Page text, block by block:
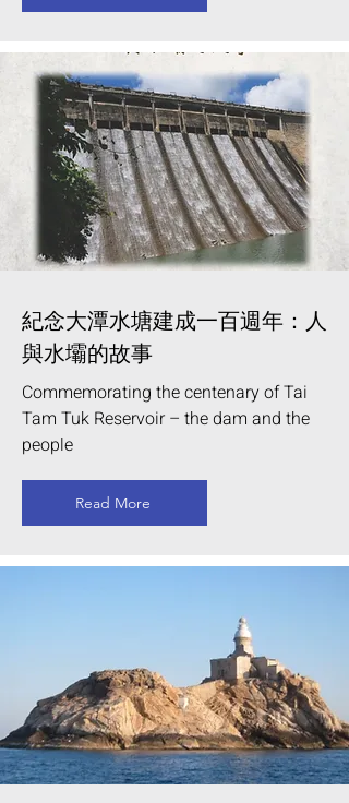
紀念大潭水塘建成一百週年：人
與水壩的故事
Commemorating the centenary of Tai
Tam Tuk Reservoir – the dam and the
people
Read More